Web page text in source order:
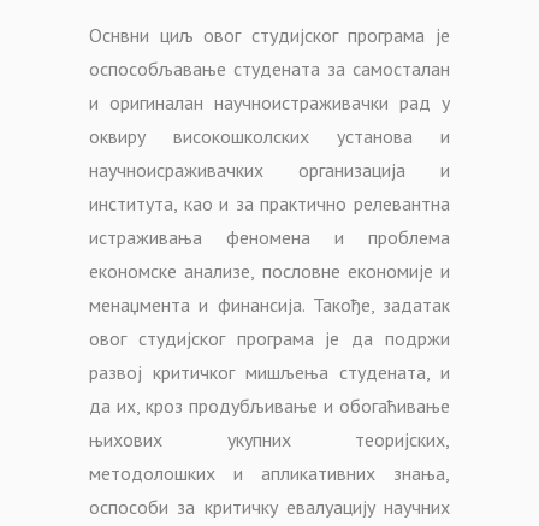
Оснвни циљ овог студијског програма је
оспособљавање студената за самосталан
и оригиналан научноистраживачки рад у
оквиру високошколских установа и
научноисраживачких организација и
института, као и за практично релевантна
истраживања феномена и проблема
економске анализе, пословне економије и
менаџмента и финансија. Такође, задатак
овог студијског програма је да подржи
развој критичког мишљења студената, и
да их, кроз продубљивање и обогаћивање
њихових укупних теоријских,
методолошких и апликативних знања,
оспособи за критичку евалуацију научних